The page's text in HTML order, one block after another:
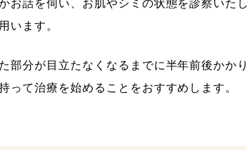
お話を伺い、お肌やシミの状態を診察いた
います。
部分が目立たなくなるまでに半年前後かか
って治療を始めることをおすすめします。